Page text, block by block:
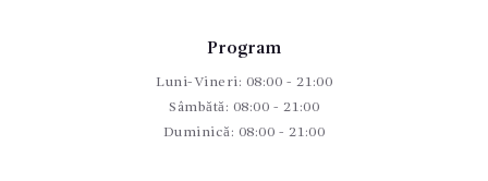
Program
Luni-Vineri: 08:00 - 21:00
Sâmbătă: 08:00 - 21:00
Duminică: 08:00 - 21:00